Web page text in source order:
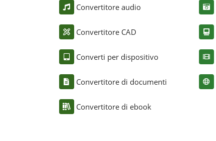
Convertitore audio
Convertitore CAD
Converti per dispositivo
Convertitore di documenti
Convertitore di ebook